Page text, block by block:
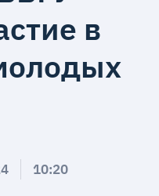
в
10:20